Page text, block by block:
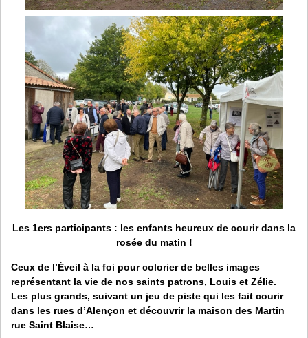
Les 1ers participants : les enfants heureux de courir dans la
rosée du matin !
Ceux de l’Éveil à la foi pour colorier de belles images
représentant la vie de nos saints patrons, Louis et Zélie.
Les plus grands, suivant un jeu de piste qui les fait courir
dans les rues d’Alençon et découvrir la maison des Martin
rue Saint Blaise…